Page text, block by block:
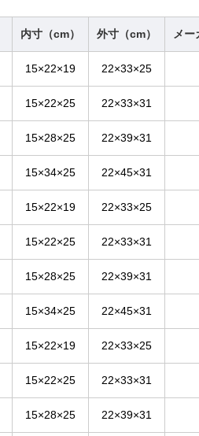
内寸（cm） 外寸（cm） メー
15×22×19 22×33×25
15×22×25 22×33×31
15×28×25 22×39×31
15×34×25 22×45×31
15×22×19 22×33×25
15×22×25 22×33×31
15×28×25 22×39×31
15×34×25 22×45×31
15×22×19 22×33×25
15×22×25 22×33×31
15×28×25 22×39×31